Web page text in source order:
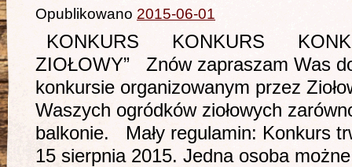
Opublikowano 2015-06-01
KONKURS KONKURS
ZIOŁOWY” Znów zapraszam Was
konkursie organizowanym przez
Waszych ogródków ziołowych
balkonie. Mały regulamin: Konkurs
15 sierpnia 2015. Jedna osoba